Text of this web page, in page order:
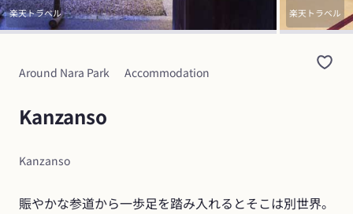
楽天トラベル 楽天トラベル
Around Nara Park Accommodation
Kanzanso
Kanzanso
賑やかな参道から一歩足を踏み入れるとそこは別世界。